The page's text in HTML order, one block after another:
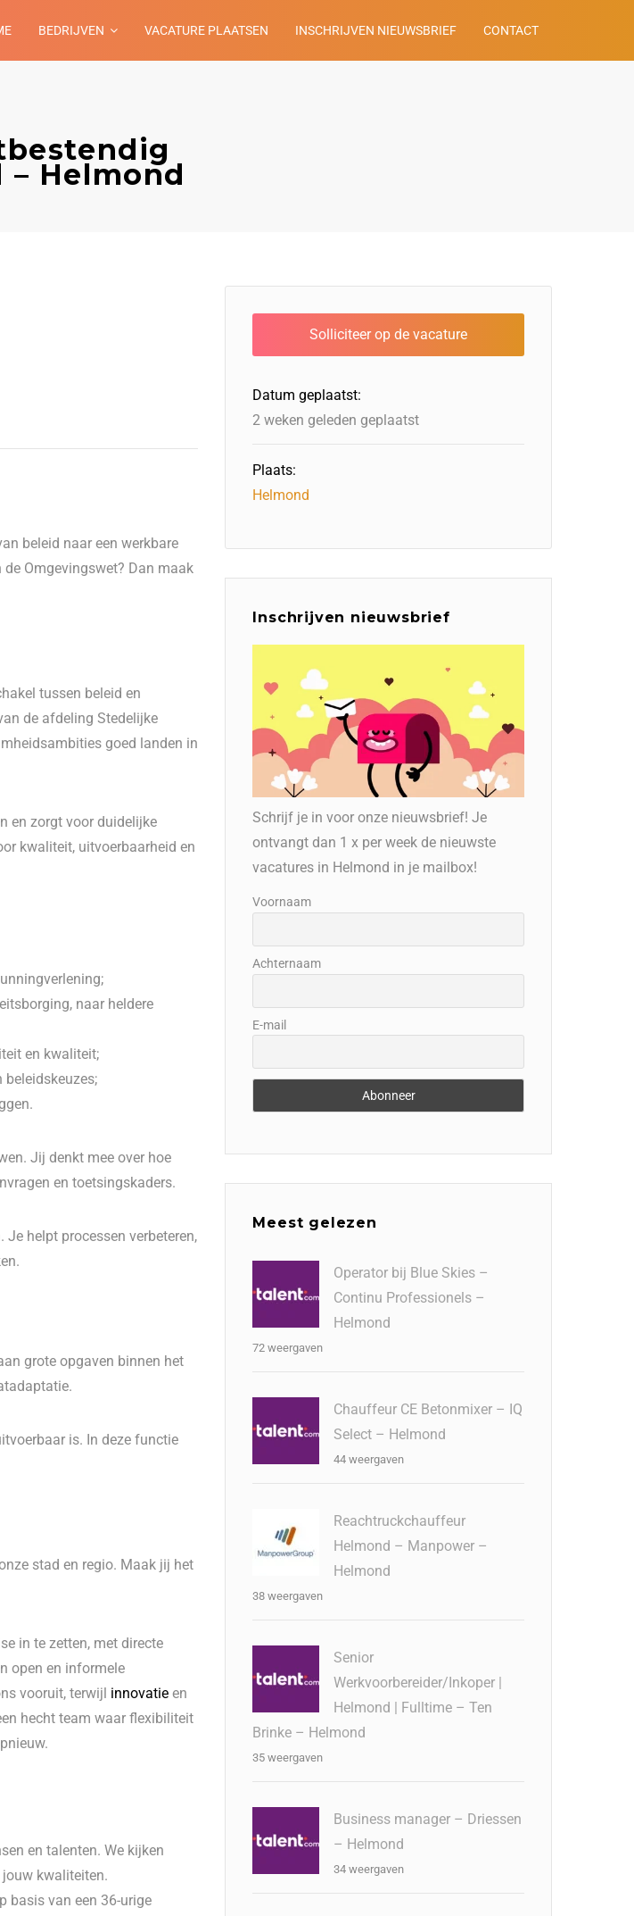
BEDRIJVEN VACATURE PLAATSEN INSCHRIJVEN NIEUWSBRIEF CONTACT
– Helmond
beleid naar een werkbare
Omgevingswet? Dan maak
tussen beleid en
de afdeling Stedelijke
goed landen in
en zorgt voor duidelijke
kwaliteit, uitvoerbaarheid en
naar heldere
en kwaliteit;
beleidskeuzes;
Jij denkt mee over hoe
en toetsingskaders.
helpt processen verbeteren,
grote opgaven binnen het
is. In deze functie
stad en regio. Maak jij het
in te zetten, met directe
open en informele
vooruit, terwijl innovatie en
hecht team waar flexibiliteit
en talenten. We kijken
kwaliteiten.
basis van een 36-urige
Datum geplaatst:
2 weken geleden geplaatst
Plaats:
Helmond
Inschrijven nieuwsbrief
Schrijf je in voor onze nieuwsbrief! Je
ontvangt dan 1 x per week de nieuwste
vacatures in Helmond in je mailbox!
Voornaam
Achternaam
E-mail
Meest gelezen
Operator bij Blue Skies –
Continu Professionels –
Helmond
72 weergaven
Chauffeur CE Betonmixer – IQ
Select – Helmond
44 weergaven
Reachtruckchauffeur
Helmond – Manpower –
Helmond
38 weergaven
Senior
Werkvoorbereider/Inkoper |
Helmond | Fulltime – Ten
Brinke – Helmond
35 weergaven
Business manager – Driessen
– Helmond
34 weergaven